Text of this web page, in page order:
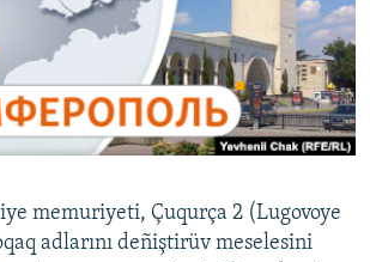
memuriyeti, Çuqurça 2 (Lugovoye
adlarını deñiştirüv meselesini